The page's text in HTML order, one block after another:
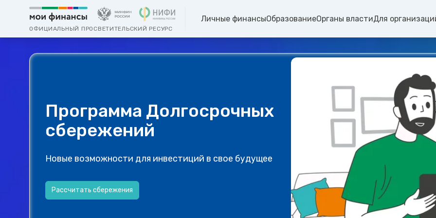
ОФИЦИАЛЬНЫЙ ПРОСВЕТИТЕЛЬСКИЙ РЕСУРС
Личные финансыОбразованиеОрганы властиДля
Программа Долгосрочных
сбережений
Новые возможности для инвестиций в свое будущее
Рассчитать сбережения